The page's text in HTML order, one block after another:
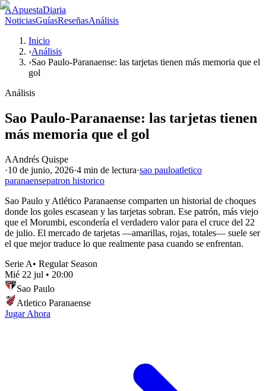
AApuestaDiaria
NoticiasGuíasReseñasAnálisis
Inicio
›Análisis
›Sao Paulo-Paranaense: las tarjetas tienen más memoria que el
gol
Análisis
Sao Paulo-Paranaense: las tarjetas tienen
más memoria que el gol
AAndrés Quispe
·10 de junio, 2026·4 min de lectura·sao pauloatletico
paranaensepatron historico
Sao Paulo y Atlético Paranaense comparten un historial de choques
donde los goles escasean y las tarjetas sobran. Ese patrón, más viejo
que el Morumbi, escondería el verdadero valor para el cruce del 22
de julio. El mercado de tarjetas —amarillas, rojas, totales— suele ser
el que mejor traduce lo que realmente pasa cuando se enfrentan.
Serie A• Regular Season
Mié 22 jul • 20:00
Sao Paulo
Atletico Paranaense
Jugar Ahora